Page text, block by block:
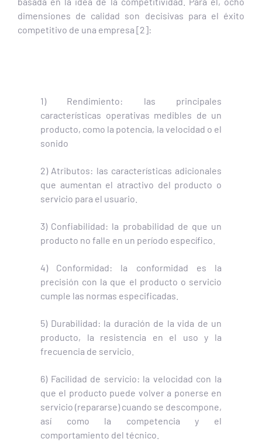
dimensiones de calidad son decisivas para el éxito
competitivo de una empresa [2]:
1) Rendimiento: las principales
características operativas medibles de un
producto, como la potencia, la velocidad o el
sonido
2) Atributos: las características adicionales
que aumentan el atractivo del producto o
servicio para el usuario.
3) Confiabilidad: la probabilidad de que un
producto no falle en un período específico.
4) Conformidad: la conformidad es la
precisión con la que el producto o servicio
cumple las normas especificadas.
5) Durabilidad: la duración de la vida de un
producto, la resistencia en el uso y la
frecuencia de servicio.
6) Facilidad de servicio: la velocidad con la
que el producto puede volver a ponerse en
servicio (repararse) cuando se descompone,
así como la competencia y el
comportamiento del técnico.